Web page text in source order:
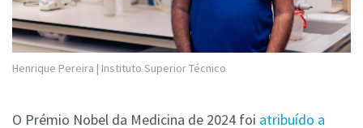
Henrique Pereira | Instituto Superior Técnico
O Prémio Nobel da Medicina de 2024 foi atribuído a